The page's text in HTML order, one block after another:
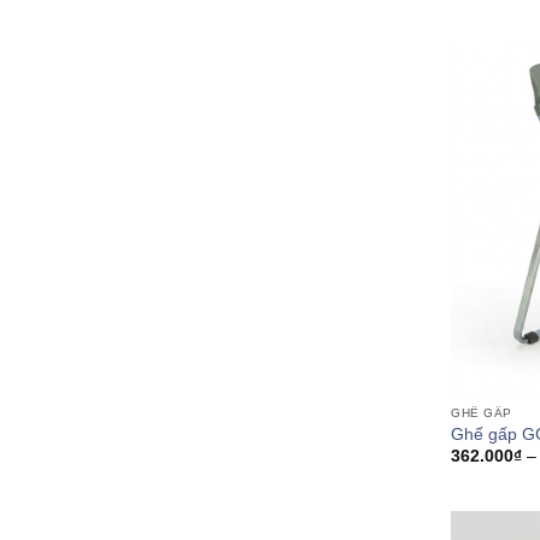
GHẾ GẤP
Ghế gấp
362.000₫ –